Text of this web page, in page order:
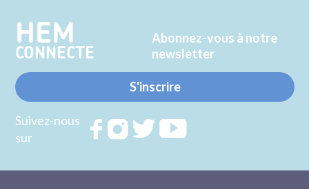
HEM
CONNECTE
Abonnez-vous à notre
newsletter
S'inscrire
Suivez-nous
sur
RejoignezRejoignezRejoignez